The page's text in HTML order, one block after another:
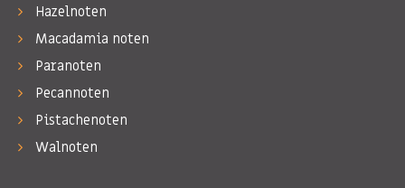
Hazelnoten
Macadamia noten
Paranoten
Pecannoten
Pistachenoten
Walnoten